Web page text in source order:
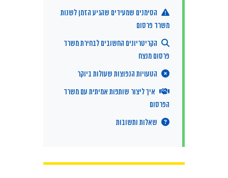
הסימנים שמעידים שהגיע הזמן לשנות
משרד פרסום
הקריטריונים החשובים לבחירת משרד
פרסום מנצח
הטעויות הנפוצות שעולות ביוקר
איך ליצור שותפות אמיתית עם משרד
הפרסום
שאלות ותשובות